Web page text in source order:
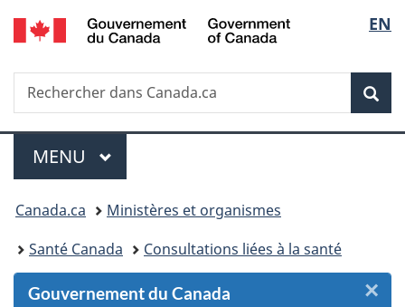
Passer
au
des
Passer
au
principal
Passer
à
Au
du
Passer
à
version
simplifiée
de
la
EN
Recherche
Rechercher
dans
Menu
MENU PRINCIPAL
Vous
êtes
ici :
Canada.ca
Ministères et organismes
Santé Canada
Consultations liées à la santé
Gouvernement du Canada ×